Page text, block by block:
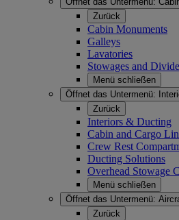
Zurück
Cabin Monuments
Galleys
Lavatories
Stowages and
Menü schließen
Öffnet das Untermenü:
Zurück
Interiors & Ducting
Cabin and Cargo
Crew Rest
Ducting Solutions
Overhead Stowage
Menü schließen
Öffnet das Untermenü:
Zurück